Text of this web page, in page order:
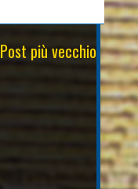
Post più vecchio